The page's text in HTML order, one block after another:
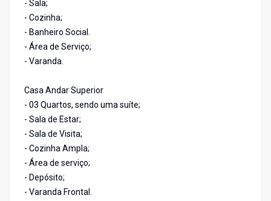
- Sala;
- Cozinha;
- Banheiro Social.
- Área de Serviço;
- Varanda.
Casa Andar Superior
- 03 Quartos, sendo uma suíte;
- Sala de Estar;
- Sala de Visita;
- Cozinha Ampla;
- Área de serviço;
- Depósito;
- Varanda Frontal.